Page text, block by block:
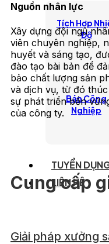
Tích Hợp
Độ
Bán Công
Nghiệp
TUYỂN
LIÊN HỆ
Nguồn nhân lực
Xây dựng đội ngũ
viên chuyên nghiệp,
huyết và sáng tạo,
đào tạo bài bản để
bảo chất lượng sản
và dịch vụ, từ đó
sự phát triển bền
của công ty.
Cung cấp
Giải pháp xưởng